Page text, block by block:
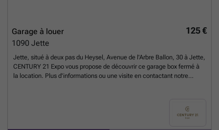
125 €
Garage à louer
1090 Jette
Jette, situé à deux pas du Heysel, Avenue de l'Arbre Ballon, 30 à Jette,
CENTURY 21 Expo vous propose de découvrir ce garage box fermé à
la location. Plus d'informations ou une visite en contactant notre